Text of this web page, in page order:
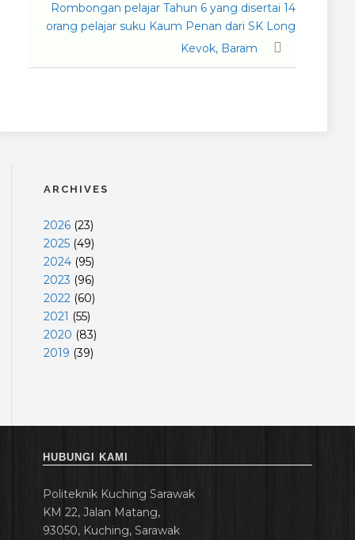
Rombongan pelajar Tahun 6 yang disertai 14
orang pelajar suku Kaum Penan dari SK Long
Kevok, Baram
ARCHIVES
2026 (23)
2025 (49)
2024 (95)
2023 (96)
2022 (60)
2021 (55)
2020 (83)
2019 (39)
HUBUNGI KAMI
Politeknik Kuching Sarawak
KM 22, Jalan Matang,
93050, Kuching, Sarawak